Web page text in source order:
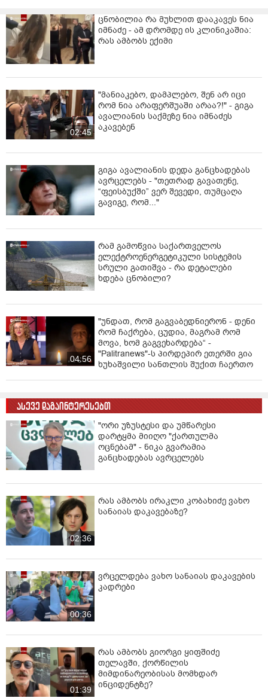
ჟალუზები, დარაბები. ჩამოკიდეთ სველი
პირსახოცები, რაც გაგრილებასთან ერთად სახლს
დაატენიანებს. თუ სახლში გაქვთ კონდიციონერი,
დაკეტეთ კარებები და ფანჯრები, რათა ეფექტურად
გამოიყენოთ ელექტროენერგია. ეს აგაცილებთ
ქვეყანაში ელექტროენერგიის დეფიციტის საფრთხეს.
ვენტილატორი გამოგადგებათ იმ შემთხვევაში, თუ
ტემპერატურა არ აღემატება 350C-ს. ხოლო თუ
ტემპერატურა აღემატება 350C-ს, იგი ვერ მოგიხსნით
სიცხესთან დაკავშირებულ პრობლემებს.
თავი აარიდეთ სიცხეს; გადადით ცხელი ოთახიდან
გრილში, განსაკუთრებით, ღამით. თუ შეუძლებელია
სახლში სიგრილის შენარჩუნება, შეეცადეთ დღის 2-3
საათი გაატაროთ გრილ ადგილას. მოერიდეთ ქუჩაში
გასვლას დღის ყველაზე ცხელ პერიოდში.
მოერიდეთ მაღალინტენსიურ ფიზიკურ აქტივობას. თუ
ეს აუცილებელია, მაშინ მის შესასრულებლად
გამოიყენეთ დილით ყველაზე გრილი პერიოდი: 04:00
საათიდან 07:00 საათამდე.
დარჩით/გაჩერდით ჩრდილში - არ დატოვოთ ბავშვები
და შინაური ცხოველები გაჩერებულ სატრანსპორტო
საშუალებებში!
შეინარჩუნეთ სხეული გრილად და ტენიანად - მიიღეთ
გრილი შხაპი ან გამოიყენეთ ყინულის პაკეტები,
ქუჩაში გასვლისას ატარეთ ნატურალური მასალის,
ღია ფერის, თავისუფალი ტანსაცმელი,
ფართოფარფლებიანი ქუდი ან კეპი, ან ქოლგა და
მზისგან დამცავი სათვალე.
იხმარეთ საწოლის მსუბუქი თეთრეული და არავითარი
ბალიში, რათა სიცხის დაგროვება აიცილოთ თავიდან.
ალკოჰოლის, ტკბილი და კოფეინიანი სასმელებისა.
საკვები მიიღეთ ხშირად და მცირე ულუფებით.
მოერიდეთ ცილის მაღალი შემცველობის მქონე
კონტროლისა და საზოგადოებრივი ჯანმრთელობის
ეროვნული ცენტრის მიერ გავრცელებულ
ინფორმაციაში.
ცნობილია რა მუხლით დააკავეს ნია
იმნაძე - ამ დრომდე ის კლინიკაშია:
რას ამბობს ექიმი
02:45
"მანიაკებო, დამპლებო, შენ არ იცი
რომ ნია არაფერშუაში არაა?!" - გიგა
ავალიანის საქმეზე ნია იმნაძეს
აკავებენ
გიგა ავალიანის დედა განცხადებას
ავრცელებს - "თეთრად გავათენე,
“ფეისბუქში” ვერ შევედი, თუმცაღა
გავიგე, რომ..."
რამ გამოწვია საქართველოს
ელექტროენერგეტიკული სისტემის
სრული გათიშვა - რა დეტალები
ხდება ცნობილი?
04:56
"უნდათ, რომ გაგვაბედნიერონ - დენი
რომ ჩაქრება, ცუდია, მაგრამ რომ
მოვა, ხომ გაგვეხარდება“ -
"Palitranews"-ს პირდეპირ ეთერში გია
ხუხაშვილი სანთლის შუქით ჩაერთო
ასევე დაგაინტერესებთ
"ორი უზუსტესი და უმწარესი
დარტყმა მიიღო "ქართულმა
ოცნებამ" - ნიკა გვარამია
განცხადებას ავრცელებს
02:36
რას ამბობს ირაკლი კობახიძე ვახო
სანაიას დაკავებაზე?
00:36
ვრცელდება ვახო სანაიას დაკავების
კადრები
01:39
რას ამბობს გიორგი ყიფშიძე
თელავში, ქორწილის
მიმდინარეობისას მომხდარ
ინციდენტზე?